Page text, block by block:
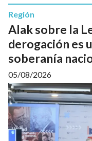
Alak sobre la
derogación es
soberanía
Región
05/08/2026